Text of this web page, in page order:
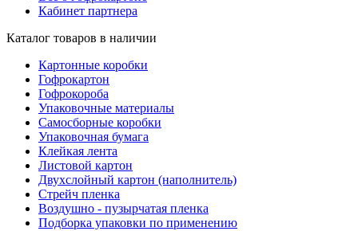
Кабинет партнера
Каталог товаров в наличии
Картонные коробки
Гофрокартон
Гофрокороба
Упаковочные материалы
Самосборные коробки
Упаковочная бумага
Клейкая лента
Листовой картон
Двухслойный картон (наполнитель)
Стрейч пленка
Воздушно - пузырчатая пленка
Подборка упаковки по применению